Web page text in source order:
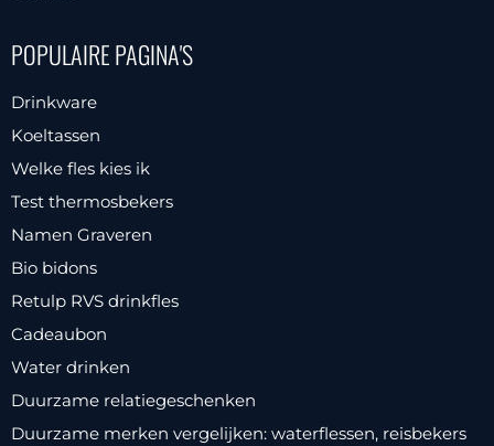
POPULAIRE PAGINA'S
Drinkware
Koeltassen
Welke fles kies ik
Test thermosbekers
Namen Graveren
Bio bidons
Retulp RVS drinkfles
Cadeaubon
Water drinken
Duurzame relatiegeschenken
Duurzame merken vergelijken: waterflessen, reisbekers